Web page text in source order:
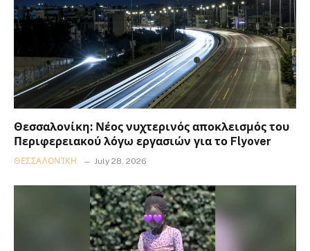
Θεσσαλονίκη: Νέος νυχτερινός αποκλεισμός του
Περιφερειακού λόγω εργασιών για το Flyover
ΘΕΣΣΑΛΟΝΊΚΗ July 28, 2026